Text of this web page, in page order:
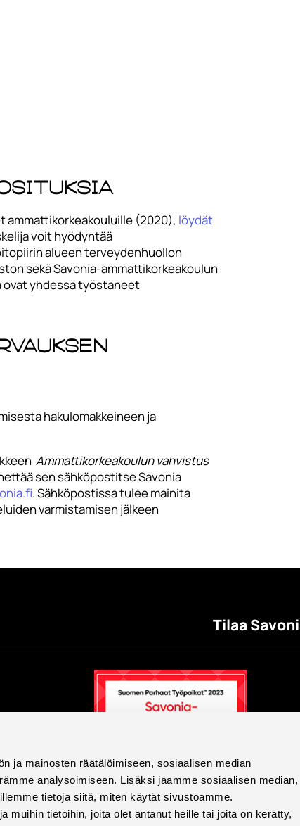
ja mainosten räätälöimiseen, sosiaalisen median
analysoimiseen. Lisäksi jaamme sosiaalisen median,
tietoja siitä, miten käytät sivustoamme.
muihin tietoihin, joita olet antanut heille tai joita on kerätty,
ammattikorkeakouluille (2020), löydät
voit hyödyntää
alueen terveydenhuollon
sekä Savonia-ammattikorkeakoulun
ovat yhdessä työstäneet
hakulomakkeineen ja
Ammattikorkeakoulun vahvistus
sen sähköpostitse Savonia
. Sähköpostissa tulee mainita
varmistamisen jälkeen
Tilaa